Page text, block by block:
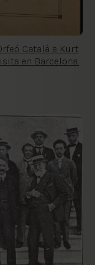
Català a Kurt
en Barcelona.